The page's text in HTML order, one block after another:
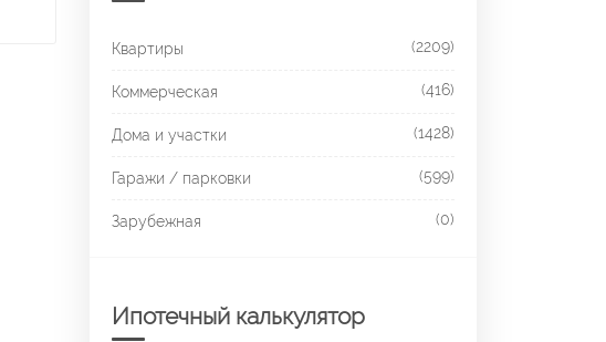
Квартиры (2209)
Коммерческая (416)
Дома и участки (1428)
Гаражи / парковки (599)
Зарубежная (0)
Ипотечный калькулятор